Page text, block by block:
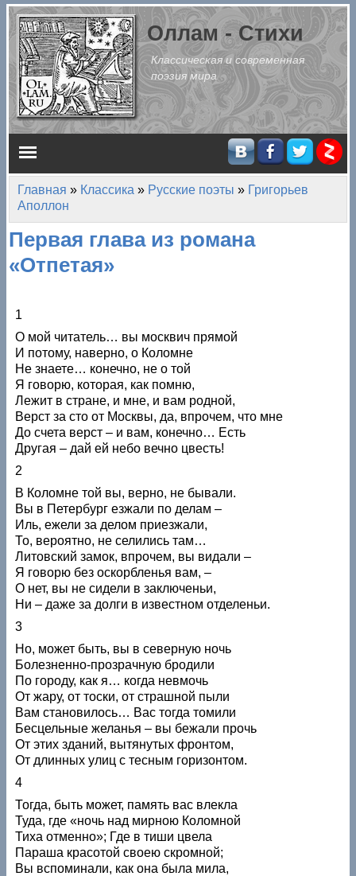
Перейти к основному содержанию
Оллам - Стихи
Классическая и современная
поэзия мира
Главное меню
Вы здесь
Главная » Классика » Русские поэты » Григорьев
Аполлон
Первая глава из романа
«Отпетая»
1
О мой читатель… вы москвич прямой
И потому, наверно, о Коломне
Не знаете… конечно, не о той
Я говорю, которая, как помню,
Лежит в стране, и мне, и вам родной,
Верст за сто от Москвы, да, впрочем, что мне
До счета верст – и вам, конечно… Есть
Другая – дай ей небо вечно цвесть!
2
В Коломне той вы, верно, не бывали.
Вы в Петербург езжали по делам –
Иль, ежели за делом приезжали,
То, вероятно, не селились там…
Литовский замок, впрочем, вы видали –
Я говорю без оскорбленья вам, –
О нет, вы не сидели в заключеньи,
Ни – даже за долги в известном отделеньи.
3
Но, может быть, вы в северную ночь
Болезненно-прозрачную бродили
По городу, как я… когда невмочь
От жару, от тоски, от страшной пыли
Вам становилось… Вас тогда томили
Бесцельные желанья – вы бежали прочь
От этих зданий, вытянутых фронтом,
От длинных улиц с тесным горизонтом.
4
Тогда, быть может, память вас влекла
Туда, где «ночь над мирною Коломной
Тиха отменно»; Где в тиши цвела
Параша красотой своею скромной;
Вы вспоминали, как она была мила,